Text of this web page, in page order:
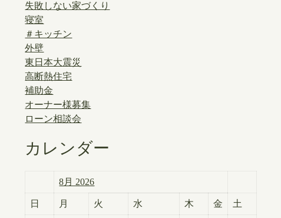
失敗しない家づくり
寝室
＃キッチン
外壁
東日本大震災
高断熱住宅
補助金
オーナー様募集
ローン相談会
カレンダー
8月 2026
日 月 火 水 木 金 土